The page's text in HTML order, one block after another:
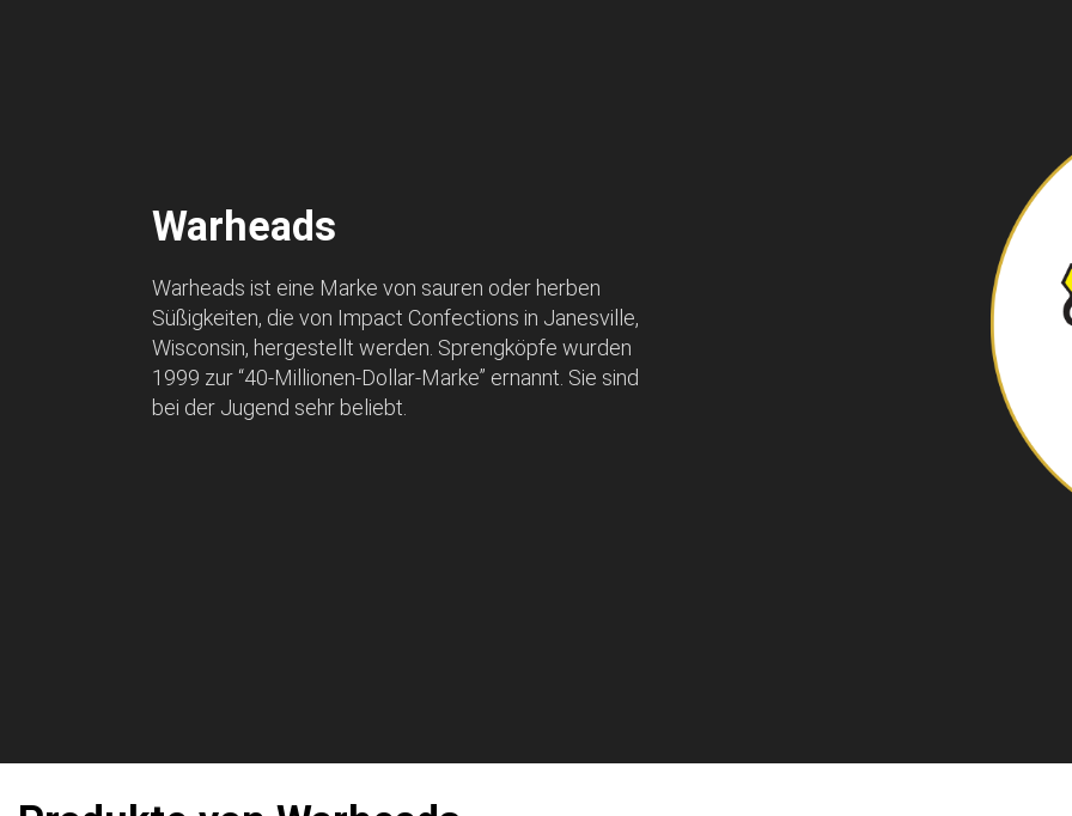
Warheads
Warheads ist eine Marke von sauren oder herben
Süßigkeiten, die von Impact Confections in Janesville,
Wisconsin, hergestellt werden. Sprengköpfe wurden
1999 zur “40-Millionen-Dollar-Marke” ernannt. Sie sind
bei der Jugend sehr beliebt.